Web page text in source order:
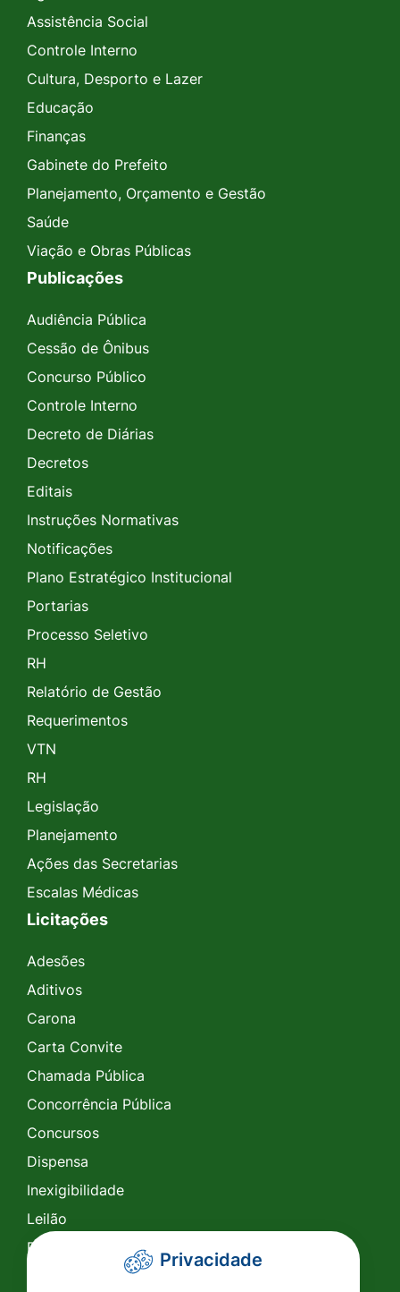
Assistência Social
Controle Interno
Cultura, Desporto e Lazer
Educação
Finanças
Gabinete do Prefeito
Planejamento, Orçamento e Gestão
Saúde
Viação e Obras Públicas
Publicações
Audiência Pública
Cessão de Ônibus
Concurso Público
Controle Interno
Decreto de Diárias
Decretos
Editais
Instruções Normativas
Notificações
Plano Estratégico Institucional
Portarias
Processo Seletivo
RH
Relatório de Gestão
Requerimentos
VTN
RH
Legislação
Planejamento
Ações das Secretarias
Escalas Médicas
Licitações
Adesões
Aditivos
Carona
Carta Convite
Chamada Pública
Concorrência Pública
Concursos
Dispensa
Inexigibilidade
Leilão
Pregão Eletrônico
Pregão Presencial
Privacidade